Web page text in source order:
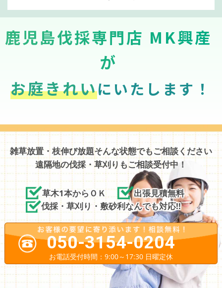
鹿児島伐採専門店 MK興産
が
お庭きれいにいたします！
雑草放置・枝伸び放題そんな状態でもご相談ください
遠隔地の伐採・草刈りもご相談受付中！
草木1本からＯＫ
出張見積無料
伐採・草刈り・敷砂利なんでも対応!!
050-3154-0204
お電話受付時間：9:00～17:30 日曜定休